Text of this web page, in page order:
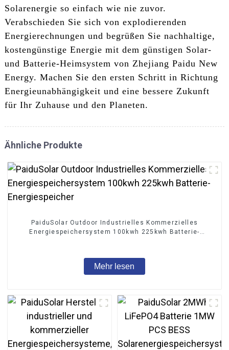
Solarenergie so einfach wie nie zuvor.
Verabschieden Sie sich von explodierenden
Energierechnungen und begrüßen Sie nachhaltige,
kostengünstige Energie mit dem günstigen Solar-
und Batterie-Heimsystem von Zhejiang Paidu New
Energy. Machen Sie den ersten Schritt in Richtung
Energieunabhängigkeit und eine bessere Zukunft
für Ihr Zuhause und den Planeten.
Ähnliche Produkte
PaiduSolar Outdoor Industrielles Kommerzielles
Energiespeichersystem 100kwh 225kwh Batterie-
Mehr lesen